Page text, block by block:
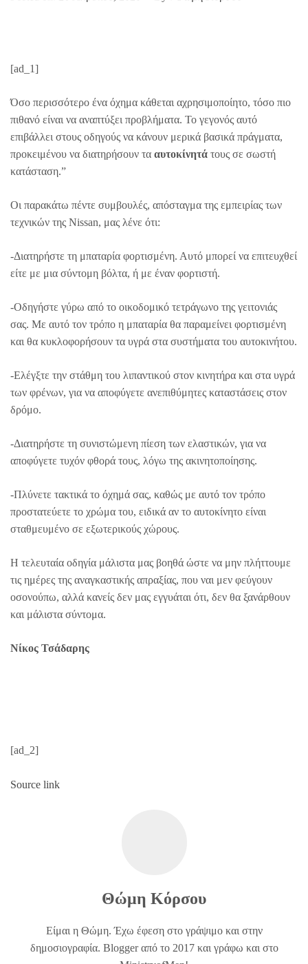
[ad_1]
Όσο περισσότερο ένα όχημα κάθεται αχρησιμοποίητο, τόσο πιο
πιθανό είναι να αναπτύξει προβλήματα. Το γεγονός αυτό
επιβάλλει στους οδηγούς να κάνουν μερικά βασικά πράγματα,
προκειμένου να διατηρήσουν τα αυτοκίνητά τους σε σωστή
κατάσταση.”
Οι παρακάτω πέντε συμβουλές, απόσταγμα της εμπειρίας των
τεχνικών της Nissan, μας λένε ότι:
-Διατηρήστε τη μπαταρία φορτισμένη. Αυτό μπορεί να επιτευχθεί
είτε με μια σύντομη βόλτα, ή με έναν φορτιστή.
-Οδηγήστε γύρω από το οικοδομικό τετράγωνο της γειτονιάς
σας. Με αυτό τον τρόπο η μπαταρία θα παραμείνει φορτισμένη
και θα κυκλοφορήσουν τα υγρά στα συστήματα του αυτοκινήτου.
-Ελέγξτε την στάθμη του λιπαντικού στον κινητήρα και στα υγρά
των φρένων, για να αποφύγετε ανεπιθύμητες καταστάσεις στον
δρόμο.
-Διατηρήστε τη συνιστώμενη πίεση των ελαστικών, για να
αποφύγετε τυχόν φθορά τους, λόγω της ακινητοποίησης.
-Πλύνετε τακτικά το όχημά σας, καθώς με αυτό τον τρόπο
προστατεύετε το χρώμα του, ειδικά αν το αυτοκίνητο είναι
σταθμευμένο σε εξωτερικούς χώρους.
Η τελευταία οδηγία μάλιστα μας βοηθά ώστε να μην πλήττουμε
τις ημέρες της αναγκαστικής απραξίας, που ναι μεν φεύγουν
οσονούπω, αλλά κανείς δεν μας εγγυάται ότι, δεν θα ξανάρθουν
και μάλιστα σύντομα.
Νίκος Τσάδαρης
[ad_2]
Source link
Θώμη Κόρσου
Είμαι η Θώμη. Έχω έφεση στο γράψιμο και στην
δημοσιογραφία. Blogger από το 2017 και γράφω και στο